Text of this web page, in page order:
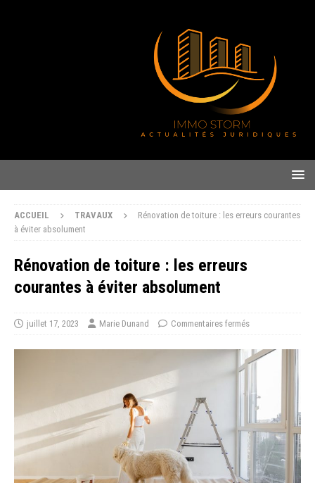
ACCUEIL TRAVAUX
Rénovation de toiture : les erreurs courantes
à éviter absolument
Rénovation de toiture : les erreurs
courantes à éviter absolument
juillet 17, 2023 Marie Dunand Commentaires fermés